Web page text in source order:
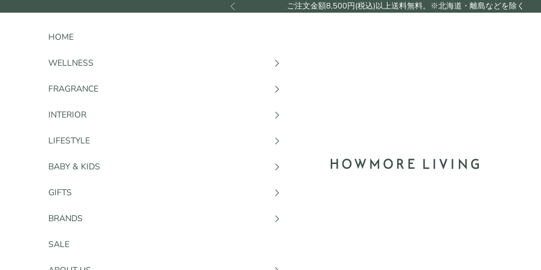
前へ ご注文金額8,500円(税込)以上送料無料。※北海道・離島などを除く
HOWMORE LIVING
HOME
WELLNESS
FRAGRANCE
INTERIOR
LIFESTYLE
BABY & KIDS
GIFTS
BRANDS
SALE